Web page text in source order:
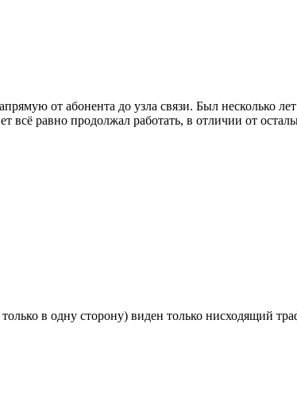
от абонента до узла связи. Был несколько
равно продолжал работать, в отличии от
в одну сторону) виден только нисходящий